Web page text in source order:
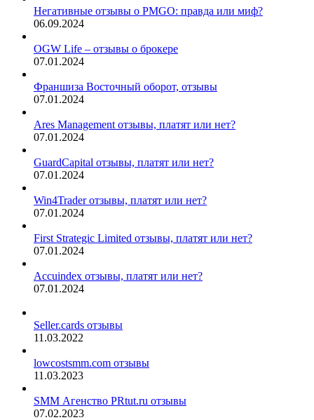
Негативные отзывы о PMGO: правда или миф?
06.09.2024
OGW Life – отзывы о брокере
07.01.2024
Франшиза Восточный оборот, отзывы
07.01.2024
Ares Management отзывы, платят или нет?
07.01.2024
GuardCapital отзывы, платят или нет?
07.01.2024
Win4Trader отзывы, платят или нет?
07.01.2024
First Strategic Limited отзывы, платят или нет?
07.01.2024
Accuindex отзывы, платят или нет?
07.01.2024
Seller.cards отзывы
11.03.2022
lowcostsmm.com отзывы
11.03.2023
SMM Агенство PRtut.ru отзывы
07.02.2023